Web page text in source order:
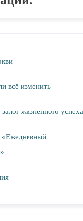
всё изменить
жизненного успеха
«Ежедневный